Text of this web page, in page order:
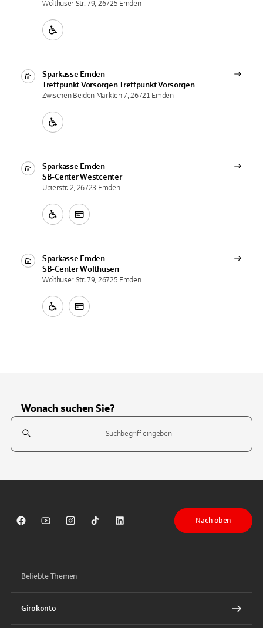
Wolthuser Str. 79, 26725 Emden
Sparkasse Emden
Treffpunkt VorsorgenTreffpunkt Vorsorgen
Zwischen Beiden Märkten 7, 26721 Emden
Sparkasse Emden
SB-CenterWestcenter
Ubierstr. 2, 26723 Emden
Sparkasse Emden
SB-CenterWolthusen
Wolthuser Str. 79, 26725 Emden
Wonach suchen Sie?
Suchfeld
Sparkasse auf Facebook
Sparkasse auf Youtube
Sparkasse auf Instagram
Sparkasse auf TikTok
Sparkasse auf LinkedIn
Nach oben
Beliebte Themen
Girokonto